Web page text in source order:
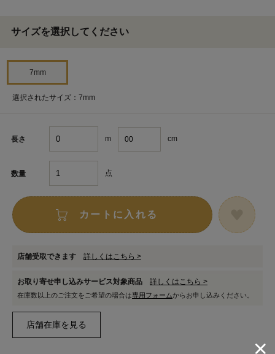
サイズを選択してください
7mm
選択されたサイズ：7mm
長さ m cm
数量 点
カートに入れる
店舗受取できます 詳しくはこちら >
お取り寄せ申し込みサービス対象商品 詳しくはこちら >
在庫数以上のご注文をご希望の場合は専用フォームからお申し込みください。